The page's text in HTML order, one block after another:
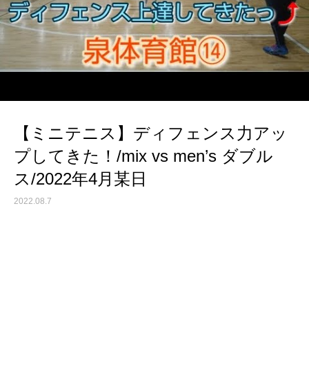
【ミニテニス】ディフェンス力アッ
プしてきた！/mix vs men’s ダブル
ス/2022年4月某日
2022.08.7